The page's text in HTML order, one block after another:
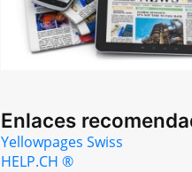
Enlaces
Yellowpages Swiss
HELP.CH ®